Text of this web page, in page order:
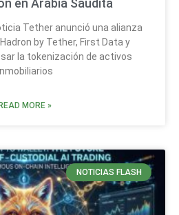
en Arabia Saudita
Tether anunció una alianza
by Tether, First Data y
la tokenización de activos
READ MORE »
NOTICIAS FLASH